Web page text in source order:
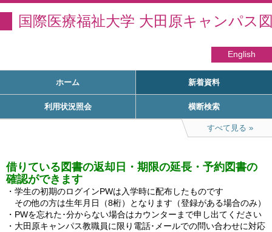
国際医療福祉大学 大田原キャンパス
English
ホーム 新着資料
利用状況照会 横断検索
すべて見る
借りている図書の返却日・期限の延長・予約図書の
確認ができます
・学生の初期のログインPWは入学時に配布したものです
その他の方は生年月日（8桁）となります（登録がある場合のみ）
・PWを忘れた･分からない場合はカウンターまで申し出てください
・大田原キャンパス教職員に限り電話･メールでの問い合わせに対応